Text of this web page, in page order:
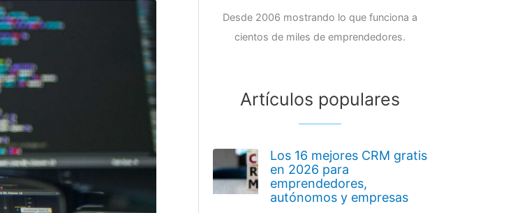
Desde 2006 mostrando lo que funciona a
cientos de miles de emprendedores.
Artículos populares
Los 16 mejores CRM gratis
en 2026 para
emprendedores,
autónomos y empresas